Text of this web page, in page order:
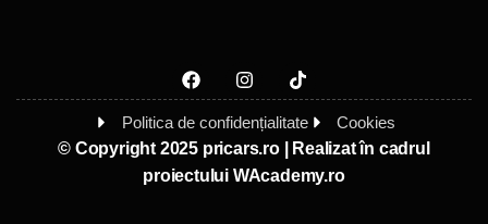
© Copyright 2025 pricars.ro | Realizat în cadrul
proiectului WAcademy.ro
Politica de confidențialitate Cookies